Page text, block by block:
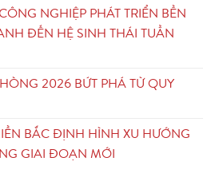
NGHIỆP PHÁT TRIỂN BỀN
ĐẾN HỆ SINH THÁI TUẦN
2026 BỨT PHÁ TỪ QUY
BẮC ĐỊNH HÌNH XU HƯỚNG
GIAI ĐOẠN MỚI